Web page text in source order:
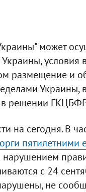
может
условия
размещение и
Украины,
в решении
на сегодня. В
с 24
не